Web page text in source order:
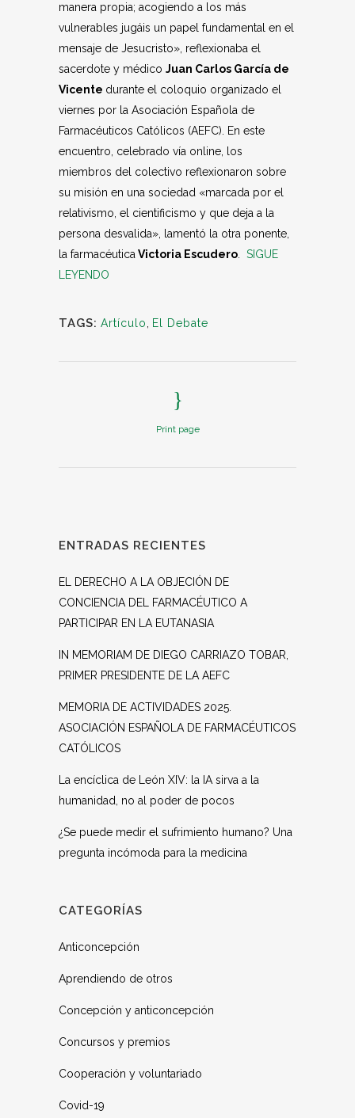
manera propia; acogiendo a los más
vulnerables jugáis un papel fundamental en el
mensaje de Jesucristo», reflexionaba el
sacerdote y médico Juan Carlos García de
Vicente durante el coloquio organizado el
viernes por la Asociación Española de
Farmacéuticos Católicos (AEFC). En este
encuentro, celebrado vía online, los
miembros del colectivo reflexionaron sobre
su misión en una sociedad «marcada por el
relativismo, el cientificismo y que deja a la
persona desvalida», lamentó la otra ponente,
la farmacéutica Victoria Escudero
SIGUE
LEYENDO
TAGS: Artículo El Debate
Print page
ENTRADAS RECIENTES
EL DERECHO A LA OBJECIÓN DE
CONCIENCIA DEL FARMACÉUTICO A
PARTICIPAR EN LA EUTANASIA
IN MEMORIAM DE DIEGO CARRIAZO TOBAR,
PRIMER PRESIDENTE DE LA AEFC
MEMORIA DE ACTIVIDADES 2025.
ASOCIACIÓN ESPAÑOLA DE FARMACÉUTICOS
CATÓLICOS
La encíclica de León XIV: la IA sirva a la
humanidad, no al poder de pocos
¿Se puede medir el sufrimiento humano? Una
pregunta incómoda para la medicina
CATEGORÍAS
Anticoncepción
Aprendiendo de otros
Concepción y anticoncepción
Concursos y premios
Cooperación y voluntariado
Covid-19